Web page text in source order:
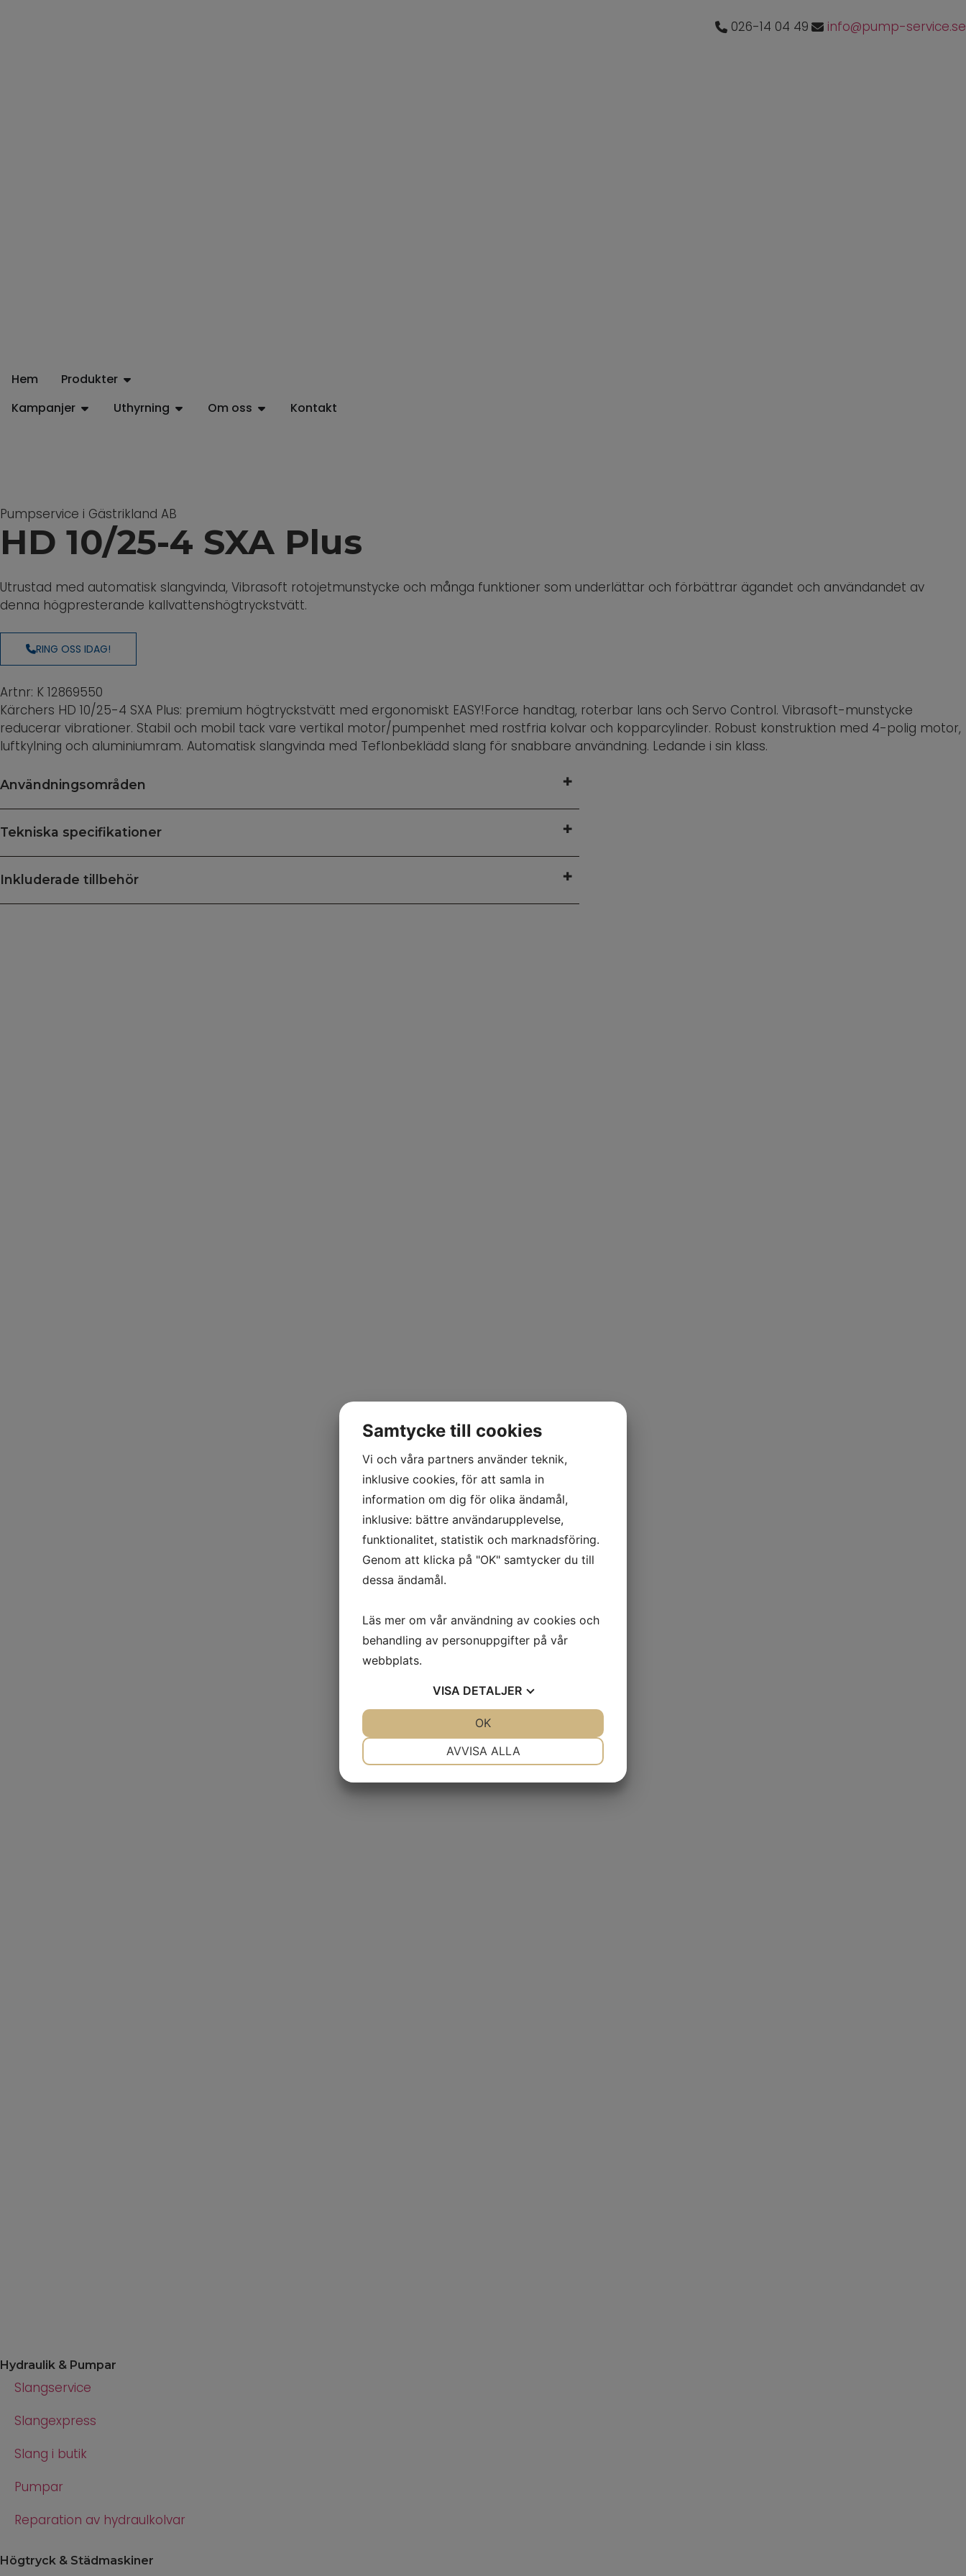
026-14 04 49 info@pump-service.se
Hem
Produkter
Kampanjer
Uthyrning Om oss Kontakt
Pumpservice i Gästrikland AB
HD 10/25-4 SXA Plus
Utrustad med automatisk slangvinda, Vibrasoft rotojetmunstycke och många funktioner som underlättar och förbättrar ägandet och användandet av
denna högpresterande kallvattenshögtryckstvätt.
RING OSS IDAG!
Artnr: K 12869550
Kärchers HD 10/25-4 SXA Plus: premium högtryckstvätt med ergonomiskt EASY!Force handtag, roterbar lans och Servo Control. Vibrasoft-munstycke
reducerar vibrationer. Stabil och mobil tack vare vertikal motor/pumpenhet med rostfria kolvar och kopparcylinder. Robust konstruktion med 4-polig motor,
luftkylning och aluminiumram. Automatisk slangvinda med Teflonbeklädd slang för snabbare användning. Ledande i sin klass.
Användningsområden
Tekniska specifikationer
Inkluderade tillbehör
Hydraulik & Pumpar
Slangservice
Slangexpress
Slang i butik
Pumpar
Reparation av hydraulkolvar
Högtryck & Städmaskiner
Samtycke till cookies
Vi och våra partners använder teknik,
inklusive cookies, för att samla in
information om dig för olika ändamål,
inklusive: bättre användarupplevelse,
funktionalitet, statistik och marknadsföring.
Genom att klicka på "OK" samtycker du till
dessa ändamål.
Läs mer om vår användning av cookies och
behandling av personuppgifter på vår
webbplats.
VISA DETALJER
AVVISA ALLA
OK